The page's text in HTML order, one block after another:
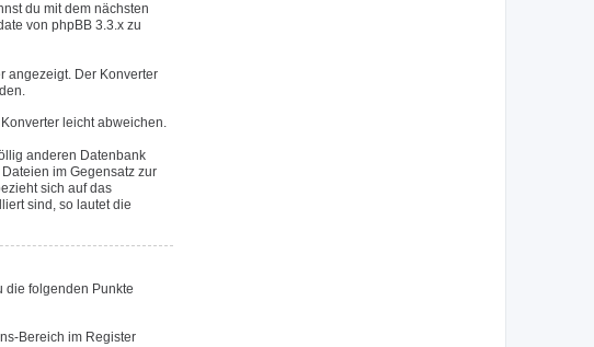
du mit dem nächsten
von phpBB 3.3.x zu
angezeigt. Der Konverter
leicht abweichen.
anderen Datenbank
im Gegensatz zur
sich auf das
sind, so lautet die
die folgenden Punkte
Bereich im Register